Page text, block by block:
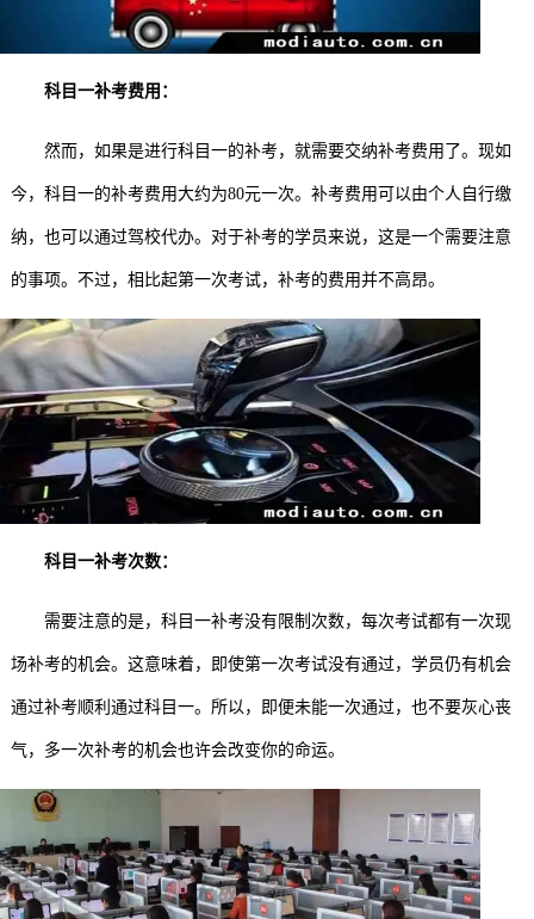
科目一补考费用：
然而，如果是进行科目一的补考，就需要交纳补考费用了。现如
今，科目一的补考费用大约为80元一次。补考费用可以由个人自行缴
纳，也可以通过驾校代办。对于补考的学员来说，这是一个需要注意
的事项。不过，相比起第一次考试，补考的费用并不高昂。
科目一补考次数：
需要注意的是，科目一补考没有限制次数，每次考试都有一次现
场补考的机会。这意味着，即使第一次考试没有通过，学员仍有机会
通过补考顺利通过科目一。所以，即便未能一次通过，也不要灰心丧
气，多一次补考的机会也许会改变你的命运。